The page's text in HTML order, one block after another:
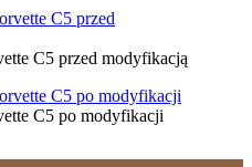
C5 przed modyfikacją
C5 po modyfikacji